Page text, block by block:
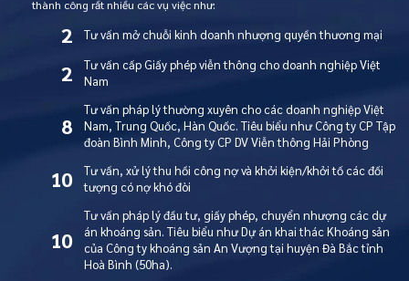
thành công rất nhiều các vụ việc như:
2 Tư vấn mở chuỗi kinh doanh nhượng quyền thương mại
2
Tư vấn cấp Giấy phép viễn thông cho doanh nghiệp Việt
Nam
8
Tư vấn pháp lý thường xuyên cho các doanh nghiệp Việt
Nam, Trung Quốc, Hàn Quốc. Tiêu biểu như Công ty CP Tập
đoàn Bình Minh, Công ty CP DV Viễn thông Hải Phòng
10
Tư vấn, xử lý thu hồi công nợ và khởi kiện/khởi tố các đối
tượng có nợ khó đòi
10
Tư vấn pháp lý đầu tư, giấy phép, chuyển nhượng các dự
án khoáng sản. Tiêu biểu như Dự án khai thác Khoáng sản
của Công ty khoáng sản An Vượng tại huyện Đà Bắc tỉnh
Hoà Bình (50ha).